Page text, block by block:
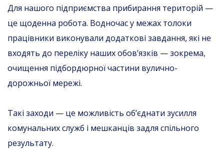
Для нашого підприємства прибирання територій —
це щоденна робота. Водночас у межах толоки
працівники виконували додаткові завдання, які не
входять до переліку наших обов’язків — зокрема,
очищення підбордюрної частини вулично-
дорожньої мережі.
Такі заходи — це можливість об’єднати зусилля
комунальних служб і мешканців задля спільного
результату.